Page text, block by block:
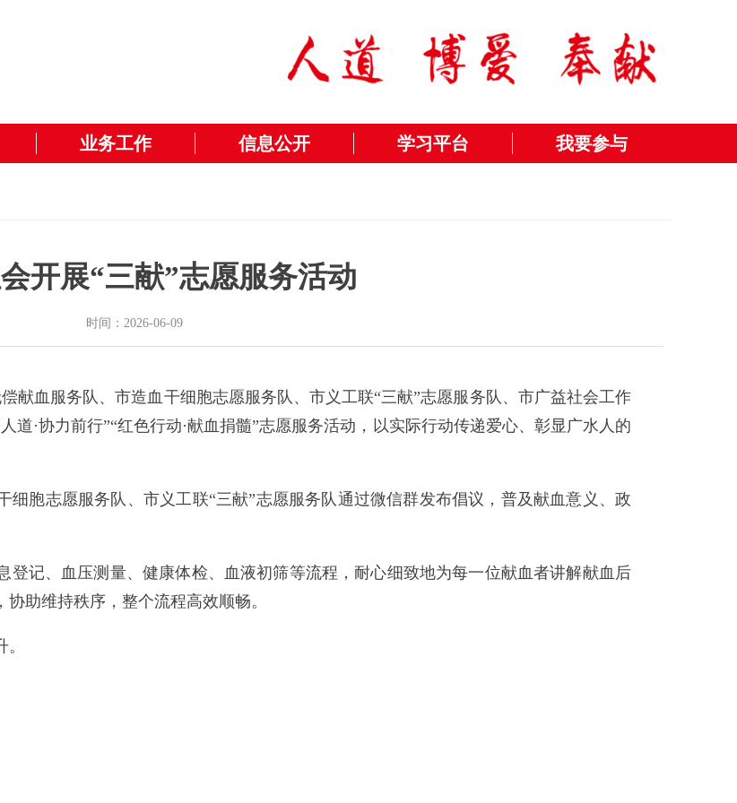
业务工作 信息公开 学习平台 我要参与
开展“三献”志愿服务活动
时间：2026-06-09
献血服务队、市造血干细胞志愿服务队、市义工联“三献”志愿服务队、市广益社会工作
道·协力前行”“红色行动·献血捐髓”志愿服务活动，以实际行动传递爱心、彰显广水人的
胞志愿服务队、市义工联“三献”志愿服务队通过微信群发布倡议，普及献血意义、政
登记、血压测量、健康体检、血液初筛等流程，耐心细致地为每一位献血者讲解献血后
助维持秩序，整个流程高效顺畅。